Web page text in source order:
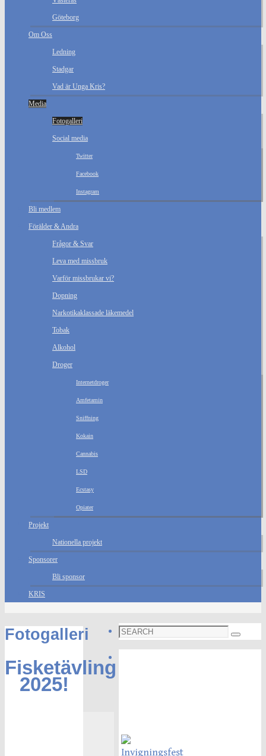
Göteborg
Om Oss
Ledning
Stadgar
Vad är Unga Kris?
Media
Fotogalleri
Social media
Twitter
Facebook
Instagram
Bli medlem
Förälder & Andra
Frågor & Svar
Leva med missbruk
Varför missbrukar vi?
Dopning
Narkotikaklassade läkemedel
Tobak
Alkohol
Droger
Internetdroger
Amfetamin
Sniffning
Kokain
Cannabis
LSD
Ecstasy
Opiater
Projekt
Nationella projekt
Sponsorer
Bli sponsor
KRIS
Fotogalleri
Fisketävling
2025!
Search
for:
Search